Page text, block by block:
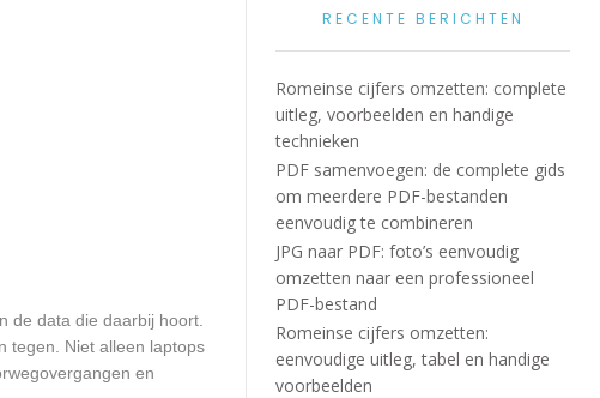
de data die daarbij hoort.
tegen. Niet alleen laptops
en
RECENTE BERICHTEN
Romeinse cijfers omzetten: complete
uitleg, voorbeelden en handige
technieken
PDF samenvoegen: de complete gids
om meerdere PDF-bestanden
eenvoudig te combineren
JPG naar PDF: foto’s eenvoudig
omzetten naar een professioneel
PDF-bestand
Romeinse cijfers omzetten:
eenvoudige uitleg, tabel en handige
voorbeelden